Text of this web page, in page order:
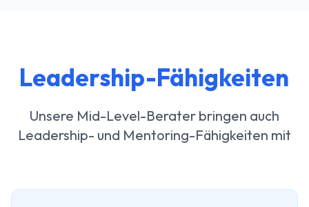
Leadership-Fähigkeiten
Unsere Mid-Level-Berater bringen auch
Leadership- und Mentoring-Fähigkeiten mit